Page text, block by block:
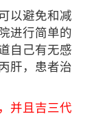
以避免和减
进行简单的
自己有无感
肝，患者治
并且吉三代